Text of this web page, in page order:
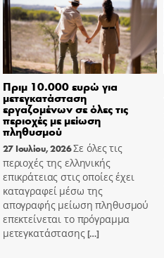
Πριμ 10.000 ευρώ για
μετεγκατάσταση
εργαζομένων σε όλες τις
περιοχές με μείωση
πληθυσμού
27 Ιουλίου, 2026Σε όλες τις
περιοχές της ελληνικής
επικράτειας στις οποίες έχει
καταγραφεί μέσω της
απογραφής μείωση πληθυσμού
επεκτείνεται το πρόγραμμα
μετεγκατάστασης[…]